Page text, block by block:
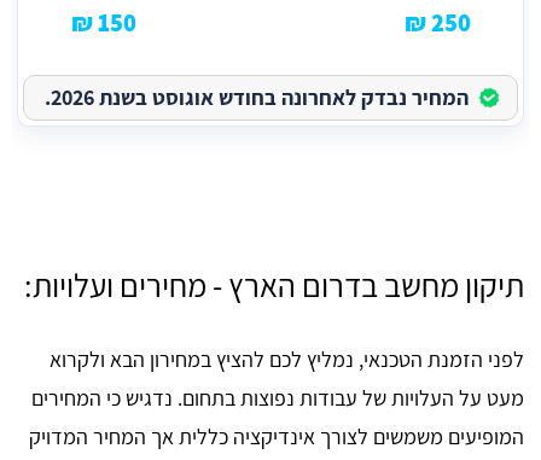
250 ₪
150 ₪
המחיר נבדק לאחרונה בחודש אוגוסט בשנת 2026.
תיקון מחשב בדרום הארץ - מחירים ועלויות:
לפני הזמנת הטכנאי, נמליץ לכם להציץ במחירון הבא ולקרוא
מעט על העלויות של עבודות נפוצות בתחום. נדגיש כי המחירים
המופיעים משמשים לצורך אינדיקציה כללית אך המחיר המדויק